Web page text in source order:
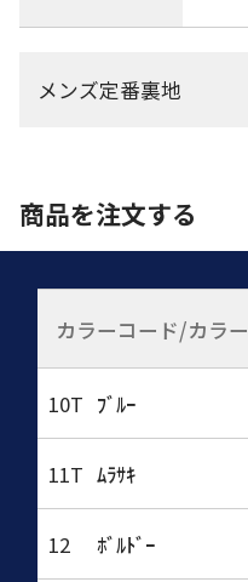
メンズ定番裏地
商品を注文する
カラーコード/カラー
10T ﾌﾞﾙｰ
11T ﾑﾗｻｷ
12 ﾎﾞﾙﾄﾞｰ